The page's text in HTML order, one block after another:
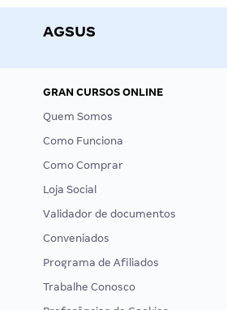
AGSUS
GRAN CURSOS ONLINE
Quem Somos
Como Funciona
Como Comprar
Loja Social
Validador de documentos
Conveniados
Programa de Afiliados
Trabalhe Conosco